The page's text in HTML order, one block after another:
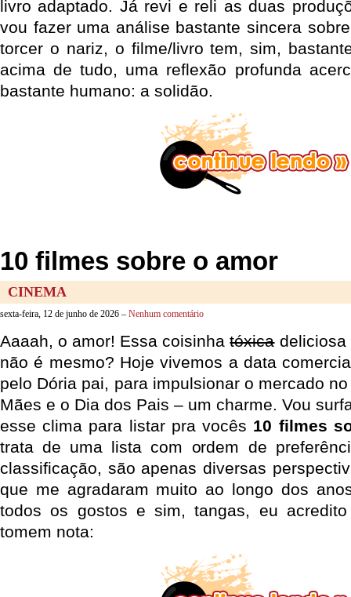
livro adaptado. Já revi e reli as duas
vou fazer uma análise bastante sincera
torcer o nariz, o filme/livro tem, sim,
acima de tudo, uma reflexão profunda
bastante humano: a solidão.
10 filmes sobre o amor
CINEMA
sexta-feira, 12 de junho de 2026 – Nenhum comentário
Aaaah, o amor! Essa coisinhatóxicadeliciosa
não é mesmo? Hoje vivemos a data
pelo Dória pai, para impulsionar o mercado
Mães e o Dia dos Pais – um charme. Vou
esse clima para listar pra vocês 10 filmes
trata de uma lista com ordem de
classificação, são apenas diversas
que me agradaram muito ao longo dos
todos os gostos e sim, tangas, eu
tomem nota: